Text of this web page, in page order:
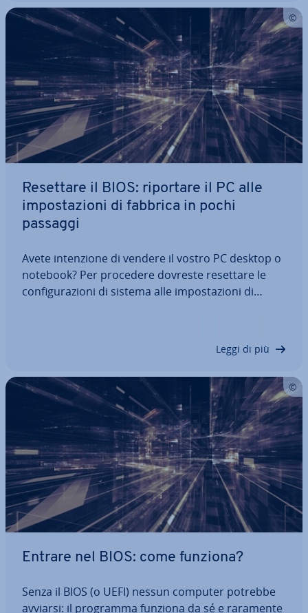
Resettare il BIOS: riportare il PC alle
im­po­sta­zio­ni di fabbrica in pochi
passaggi
Avete in­ten­zio­ne di vendere il vostro PC desktop o
notebook? Per procedere dovreste resettare le
con­fi­gu­ra­zio­ni di sistema alle im­po­sta­zio­ni di
Leggi di più
Entrare nel BIOS: come funziona?
Senza il BIOS (o UEFI) nessun computer potrebbe
avviarsi: il programma funziona da sé e raramente